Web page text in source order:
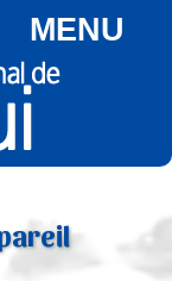
MENU